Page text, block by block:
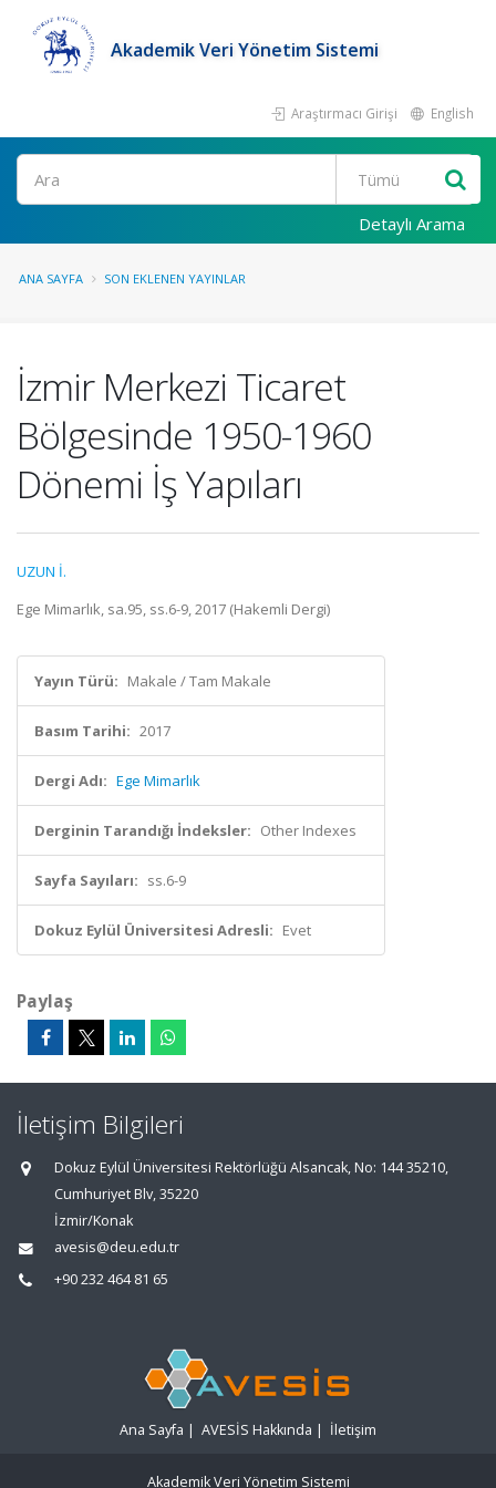
Akademik Veri Yönetim Sistemi
Araştırmacı Girişi English
Ara
Detaylı Arama
ANA SAYFA SON EKLENEN YAYINLAR
İzmir Merkezi Ticaret
Bölgesinde 1950-1960
Dönemi İş Yapıları
UZUN İ.
Ege Mimarlık, sa.95, ss.6-9, 2017 (Hakemli Dergi)
Yayın Türü: Makale / Tam Makale
Basım Tarihi: 2017
Dergi Adı: Ege Mimarlık
Derginin Tarandığı İndeksler: Other Indexes
Sayfa Sayıları: ss.6-9
Dokuz Eylül Üniversitesi Adresli: Evet
Paylaş
İletişim Bilgileri
Dokuz Eylül Üniversitesi Rektörlüğü Alsancak, No: 144 35210,
Cumhuriyet Blv, 35220
İzmir/Konak
avesis@deu.edu.tr
+90 232 464 81 65
Ana Sayfa | AVESİS Hakkında | İletişim
Akademik Veri Yönetim Sistemi